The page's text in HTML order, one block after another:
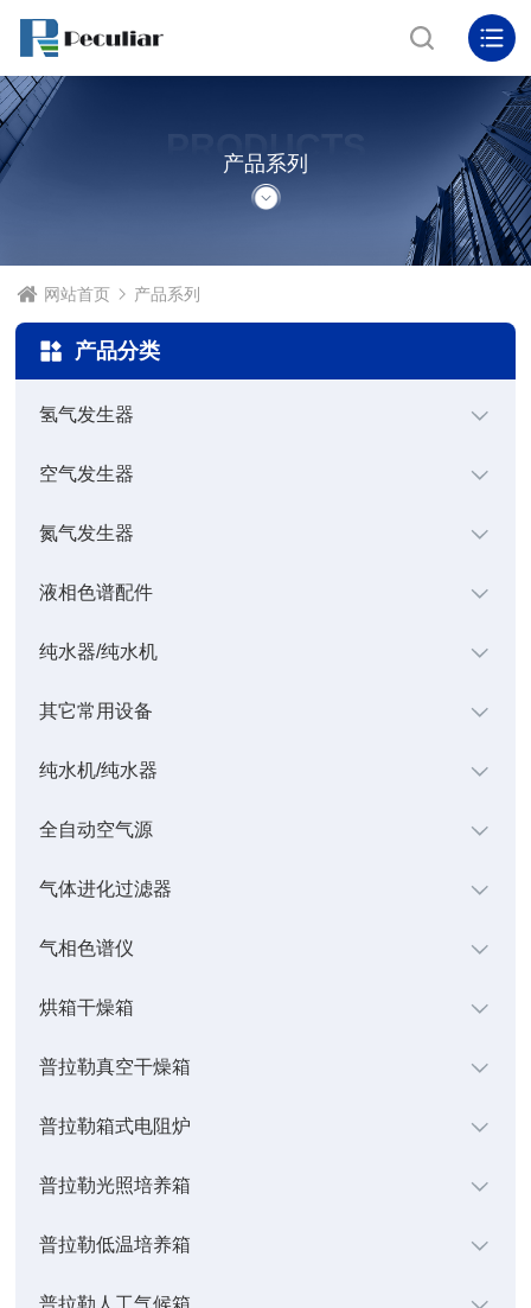
PRODUCTS
产品系列
网站首页 产品系列
产品分类
氢气发生器
空气发生器
氮气发生器
液相色谱配件
纯水器/纯水机
其它常用设备
纯水机/纯水器
全自动空气源
气体进化过滤器
气相色谱仪
烘箱干燥箱
普拉勒真空干燥箱
普拉勒箱式电阻炉
普拉勒光照培养箱
普拉勒低温培养箱
普拉勒人工气候箱